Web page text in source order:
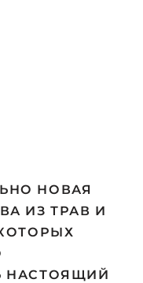
НОВАЯ
ИЗ ТРАВ И
НАСТОЯЩИЙ